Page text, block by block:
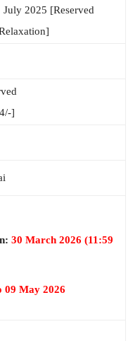
July 2025 [Reserved
]
30 March 2026 (11:59
09 May 2026